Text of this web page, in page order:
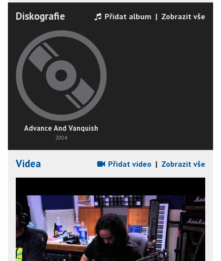
Diskografie Přidat album | Zobrazit vše
Advance And Vanquish
2004
Videa Přidat video | Zobrazit vše